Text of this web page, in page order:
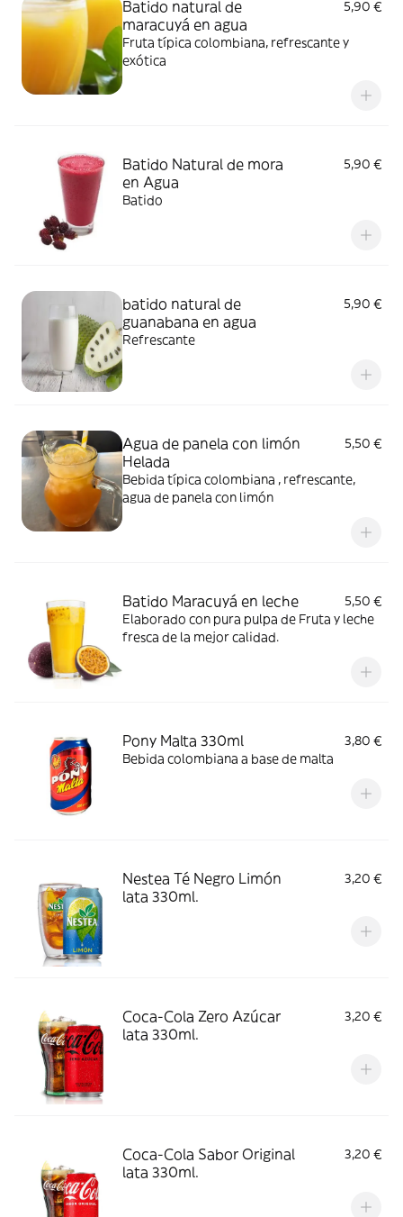
Batido natural de
maracuyá en agua
5,90 €
Fruta típica colombiana, refrescante y
exótica
Batido Natural de mora
en Agua
5,90 €
Batido
batido natural de
guanabana en agua
5,90 €
Refrescante
Agua de panela con limón
Helada
5,50 €
Bebida típica colombiana , refrescante,
agua de panela con limón
Batido Maracuyá en leche
5,50 €
Elaborado con pura pulpa de Fruta y leche
fresca de la mejor calidad.
Pony Malta 330ml
3,80 €
Bebida colombiana a base de malta
Nestea Té Negro Limón
lata 330ml.
3,20 €
Coca-Cola Zero Azúcar
lata 330ml.
3,20 €
Coca-Cola Sabor Original
lata 330ml.
3,20 €